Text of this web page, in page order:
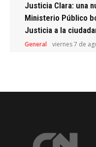
Justicia Clara: una
Ministerio Público
Justicia a la
General viernes 7 de